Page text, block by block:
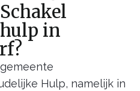
in
Hulp, namelijk in